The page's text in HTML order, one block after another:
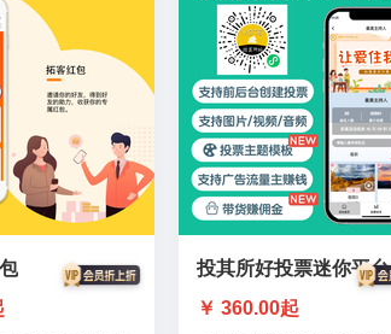
投其所好投票迷你平台
￥ 360.00起